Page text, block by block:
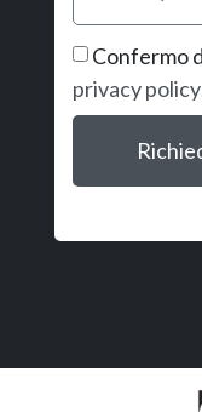
Confermo
privacy policy